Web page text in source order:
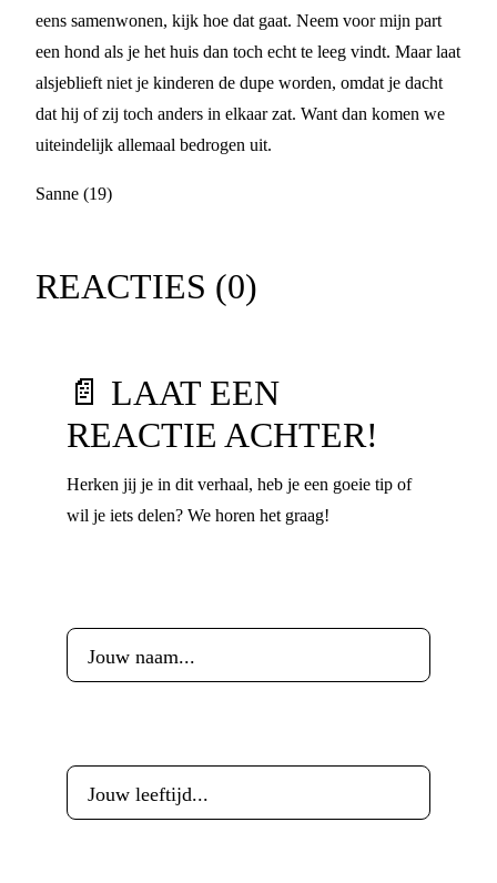
eens samenwonen, kijk hoe dat gaat. Neem voor mijn part
een hond als je het huis dan toch echt te leeg vindt. Maar laat
alsjeblieft niet je kinderen de dupe worden, omdat je dacht
dat hij of zij toch anders in elkaar zat. Want dan komen we
uiteindelijk allemaal bedrogen uit.
Sanne (19)
REACTIES (0)
📄 LAAT EEN
REACTIE ACHTER!
Herken jij je in dit verhaal, heb je een goeie tip of
wil je iets delen? We horen het graag!